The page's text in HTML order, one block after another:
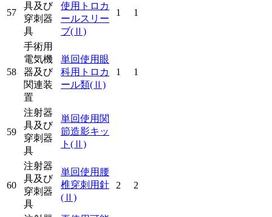
57
具及び
穿刺器
具
使用トロカ
ールスリー
ブ(Ⅱ)
1 1
58
手術用
電気機
器及び
関連装
置
単回使用眼
科用トロカ
ール類(Ⅱ)
1 1
59
注射器
具及び
穿刺器
具
単回使用関
節造影キッ
ト (Ⅱ)
60
注射器
具及び
穿刺器
具
単回使用腰
椎穿刺用針
(Ⅱ)
2 2